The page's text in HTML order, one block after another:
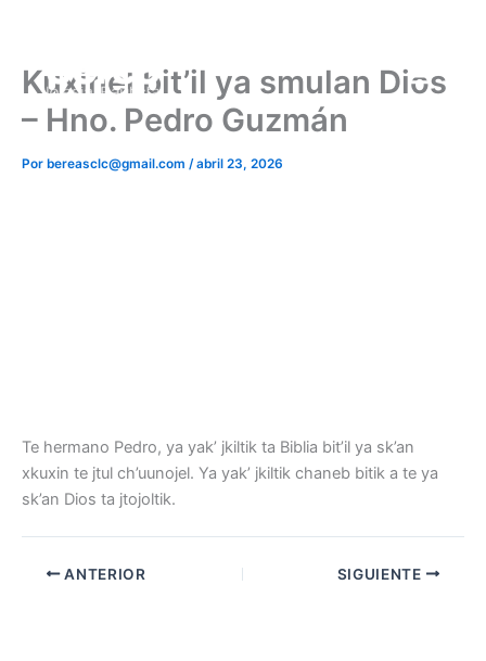
Kuxinel bit’il ya smulan Dios
– Hno. Pedro Guzmán
Por bereasclc@gmail.com /abril 23, 2026
Te hermano Pedro, ya yak’ jkiltik ta Biblia bit’il ya sk’an
xkuxin te jtul ch’uunojel. Ya yak’ jkiltik chaneb bitik a te ya
sk’an Dios ta jtojoltik.
ANTERIOR SIGUIENTE